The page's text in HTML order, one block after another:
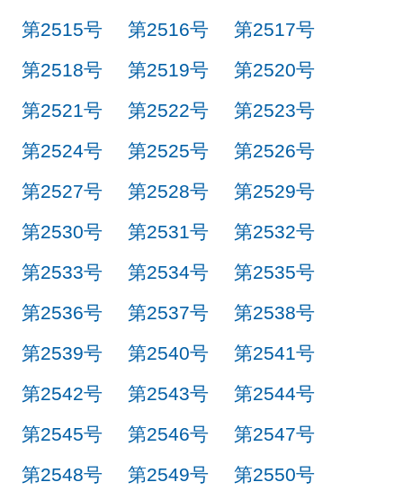
第2515号
第2516号
第2517号
第2518号
第2519号
第2520号
第2521号
第2522号
第2523号
第2524号
第2525号
第2526号
第2527号
第2528号
第2529号
第2530号
第2531号
第2532号
第2533号
第2534号
第2535号
第2536号
第2537号
第2538号
第2539号
第2540号
第2541号
第2542号
第2543号
第2544号
第2545号
第2546号
第2547号
第2548号
第2549号
第2550号